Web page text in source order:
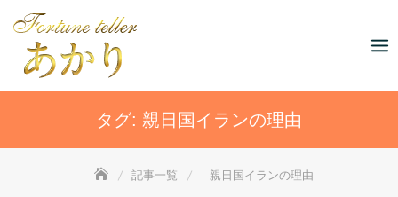
content
タグ: 親日国イランの理由
記事一覧 親日国イランの理由